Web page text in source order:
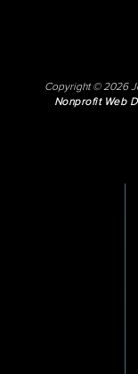
Copyright © 2026
Nonprofit Web